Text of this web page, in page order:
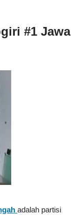
#1 Jawa
adalah partisi